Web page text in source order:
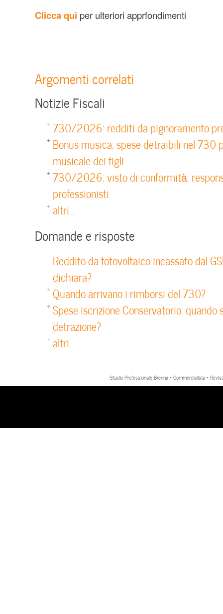
Clicca qui per ulteriori apprfondimenti
Argomenti correlati
Notizie Fiscali
730/2026: redditi da pignoramento
Bonus musica: spese detraibili nel 730
musicale dei figli
730/2026: visto di conformità,
professionisti
altri...
Domande e risposte
Reddito da fotovoltaico incassato dal
dichiara?
Quando arrivano i rimborsi del 730?
Spese iscrizione Conservatorio: quando
detrazione?
altri...
Studio Professionale Brenna - Commercialista -